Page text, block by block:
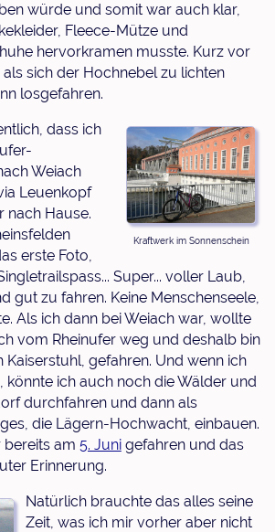
würde und somit war auch klar,
Fleece-Mütze und
hervorkramen musste. Kurz vor
sich der Hochnebel zu lichten
losgefahren.
Kraftwerk im Sonnenschein
dass ich
Weiach
Leuenkopf
nach Hause.
erste Foto,
Super... voller Laub,
gut zu fahren. Keine Menschenseele,
Als ich dann bei Weiach war, wollte
vom Rheinufer weg und deshalb bin
Kaiserstuhl, gefahren. Und wenn ich
könnte ich auch noch die Wälder und
durchfahren und dann als
die Lägern-Hochwacht, einbauen.
bereits am 5. Junigefahren und das
Erinnerung.
Natürlich brauchte das alles seine
Zeit, was ich mir vorher aber nicht